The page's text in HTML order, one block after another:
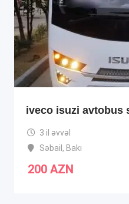
iveco isuzi avtobus
3 il əvvəl
Səbail , Bakı
200 AZN